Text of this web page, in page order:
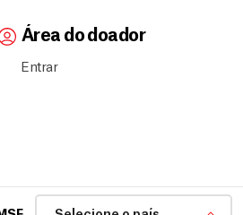
Área do doador
Entrar